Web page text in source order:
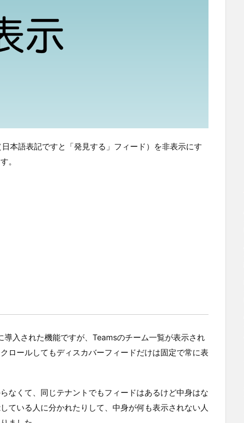
本語表記ですと「発見する」フィード）を非表示にす
。
入された機能ですが、Teamsのチーム一覧が表示され
ロールしてもディスカバーフィードだけは固定で常に表
なくて、同じテナントでもフィードはあるけど中身はな
ている人に分かれたりして、中身が何も表示されない人